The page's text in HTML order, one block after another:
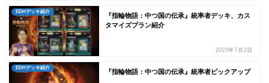
EDHデッキ紹介
『指輪物語：中つ国の伝承』統率者デッキ、カス
タマイズプラン紹介
2023年7月2日
EDHデッキ紹介
『指輪物語：中つ国の伝承』統率者ピックアップ